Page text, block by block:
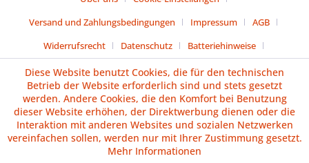
Versand und Zahlungsbedingungen
Impressum
AGB
Widerrufsrecht
Datenschutz Batteriehinweise
Vertrag widerrufen
Diese Website benutzt Cookies, die für den technischen
Betrieb der Website erforderlich sind und stets gesetzt
werden. Andere Cookies, die den Komfort bei Benutzung
dieser Website erhöhen, der Direktwerbung dienen oder die
Interaktion mit anderen Websites und sozialen Netzwerken
vereinfachen sollen, werden nur mit Ihrer Zustimmung gesetzt.
Mehr Informationen